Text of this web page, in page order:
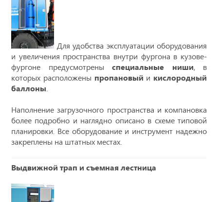
Для удобства эксплуатации оборудования
и увеличения пространства внутри фургона в кузове-
фургоне предусмотрены специальные ниши, в
которых расположены пропановый и кислородный
баллоны.
Наполнение загрузочного пространства и компановка
более подробно и наглядно описано в схеме типовой
планировки. Все оборудование и инструмент надежно
закреплены на штатных местах.
Выдвижной трап и съемная лестница